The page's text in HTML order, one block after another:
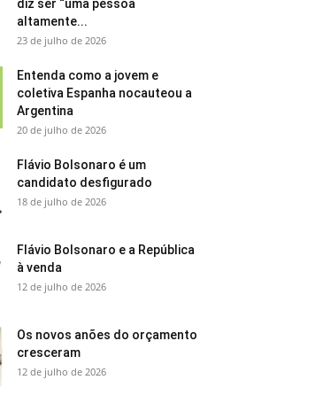
diz ser “uma pessoa
altamente...
23 de julho de 2026
Entenda como a jovem e
coletiva Espanha nocauteou a
Argentina
20 de julho de 2026
Flávio Bolsonaro é um
candidato desfigurado
18 de julho de 2026
Flávio Bolsonaro e a República
à venda
12 de julho de 2026
Os novos anões do orçamento
cresceram
12 de julho de 2026